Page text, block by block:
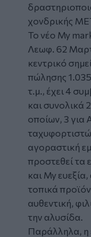
χονδρικής
Το νέο My
Λεωφ. 62
κεντρικό
πώλησης
τ.μ., έχει 4
και συνολικά
οποίων, 3 για
αγοραστική
προστεθεί τα
και My
τοπικά
αυθεντική,
την αλυσίδα.
Παράλληλα, η